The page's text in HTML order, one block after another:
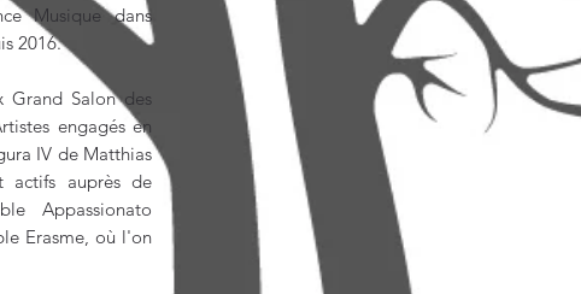
Musique dans
2016.
Salon des
engagés en
IV de Matthias
actifs auprès de
Appassionato
Erasme, où l'on